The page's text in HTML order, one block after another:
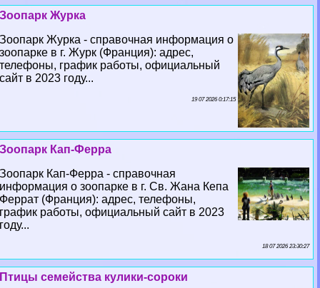
Зоопарк Журка
Зоопарк Журка - справочная информация о
зоопарке в г. Журк (Франция): адрес,
телефоны, график работы, официальный
сайт в 2023 году...
19 07 2026 0:17:15
Зоопарк Кап-Ферра
Зоопарк Кап-Ферра - справочная
информация о зоопарке в г. Св. Жана Кепа
Феррат (Франция): адрес, телефоны,
график работы, официальный сайт в 2023
году...
18 07 2026 23:30:27
Птицы семейства кулики-сороки